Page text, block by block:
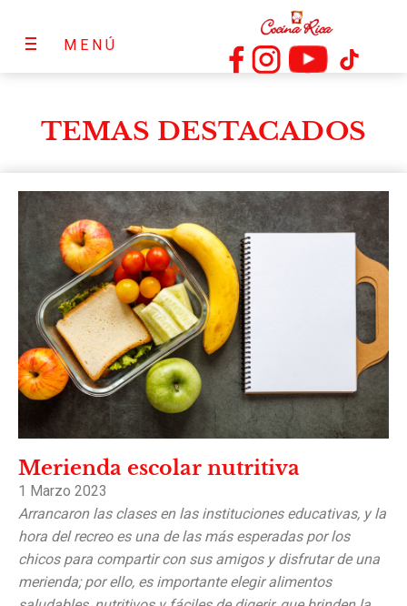
MENÚ
TEMAS DESTACADOS
Merienda escolar nutritiva
1 Marzo 2023
Arrancaron las clases en las instituciones educativas, y la
hora del recreo es una de las más esperadas por los
chicos para compartir con sus amigos y disfrutar de una
merienda; por ello, es importante elegir alimentos